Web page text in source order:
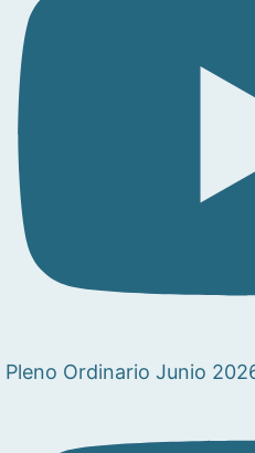
Pleno Ordinario Junio